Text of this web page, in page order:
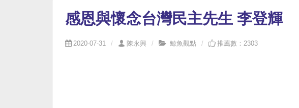
感恩與懷念台灣民主先生 李登輝
2020-07-31 陳永興 鯨魚觀點 推薦數：2303